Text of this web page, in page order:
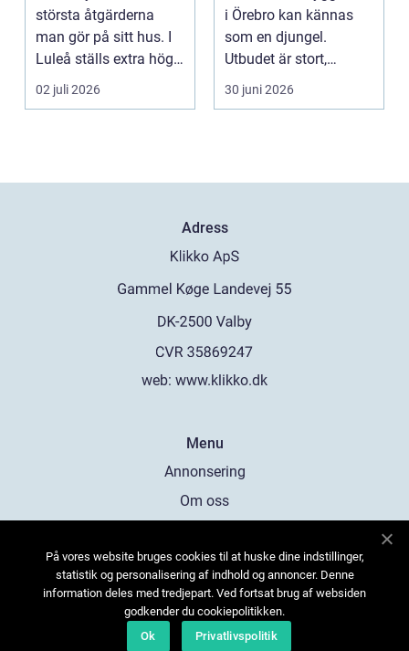
klimat
största åtgärderna
man gör på sitt hus. I
Luleå ställs extra höga
krav på bå...
02 juli 2026
i Örebro kan kännas
som en djungel.
Utbudet är stort,
projekten ser olika u...
30 juni 2026
Adress
web: www.klikko.dk
Menu
Annonsering
Om oss
Kontakta oss
Sitemap
På vores website bruges cookies til at huske dine indstillinger,
statistik og personalisering af indhold og annoncer. Denne
information deles med tredjepart. Ved fortsat brug af websiden
godkender du cookiepolitikken.
Ok
Privatlivspolitik